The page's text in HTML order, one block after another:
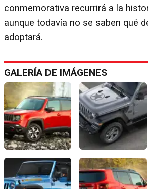
conmemorativa recurrirá a la
aunque todavía no se saben qué
adoptará.
GALERÍA DE IMÁGENES